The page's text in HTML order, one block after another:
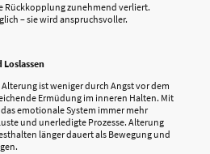
Rückkopplung zunehmend verliert.
– sie wird anspruchsvoller.
ist weniger durch Angst vor dem
Ermüdung im inneren Halten. Mit
emotionale System immer mehr
und unerledigte Prozesse. Alterung
länger dauert als Bewegung und